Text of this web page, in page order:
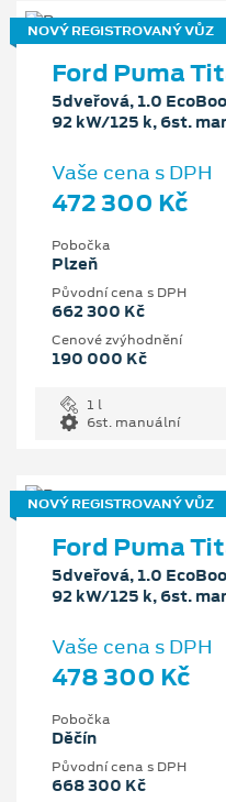
NOVÝ REGISTROVANÝ VŮZ
Ford Puma
5dveřová, 1.0
92 kW/125 k, 6st.
Vaše cena s DPH
472 300 Kč
Pobočka
Plzeň
Původní cena s DPH
662 300 Kč
Cenové zvýhodnění
190 000 Kč
1 l
6st. manuální
NOVÝ REGISTROVANÝ VŮZ
Ford Puma
5dveřová, 1.0
92 kW/125 k, 6st.
Vaše cena s DPH
478 300 Kč
Pobočka
Děčín
Původní cena s DPH
668 300 Kč